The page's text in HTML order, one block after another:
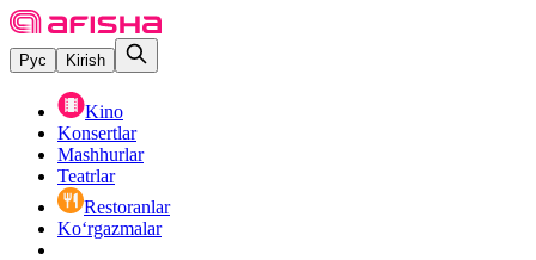
Рус Kirish
Kino
Konsertlar
Mashhurlar
Teatrlar
Restoranlar
Ko‘rgazmalar